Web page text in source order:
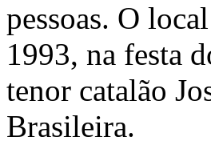
pessoas. O
1993, na festa
tenor catalão
Brasileira.